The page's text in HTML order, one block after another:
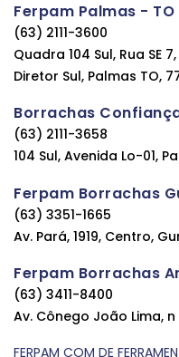
Ferpam Palmas - TO
(63) 2111-3600
Quadra 104 Sul, Rua SE
Diretor Sul, Palmas TO,
Borrachas
(63) 2111-3658
104 Sul, Avenida Lo-01,
Ferpam Borrachas
(63) 3351-1665
Av. Pará, 1919, Centro,
Ferpam Borrachas
(63) 3411-8400
Av. Cônego João Lima,
FERPAM COM DE